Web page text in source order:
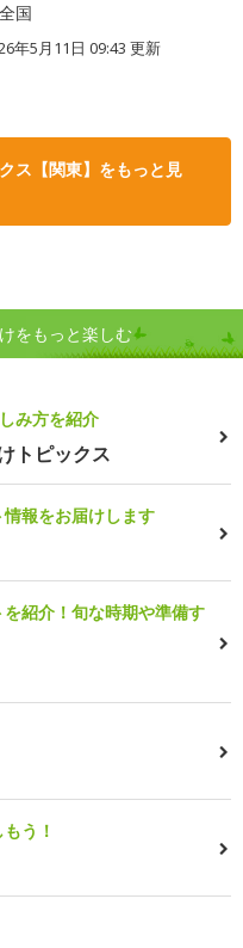
全国
年5月11日 09:43 更新
ス【関東】をもっと見
をもっと楽しむ
み方を紹介
トピックス
報をお届けします
紹介！旬な時期や準備す
う！